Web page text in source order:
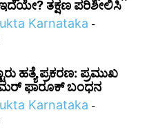
ತಕ್ಷಣ ಪರಿಶೀಲಿಸಿ
Karnataka -
ಹತ್ಯೆ ಪ್ರಕರಣ: ಪ್ರಮುಖ
ಫಾರೂಕ್ ಬಂಧನ
Karnataka -